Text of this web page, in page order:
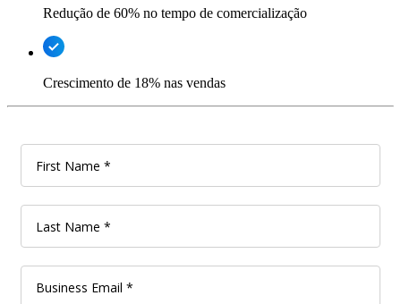
Redução de 60% no tempo de comercialização
Crescimento de 18% nas vendas